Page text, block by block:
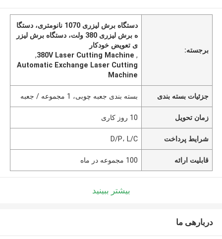
برجسته:
دستگاه برش لیزری 1070 نانومتری، دستگا
ه برش لیزری 380 ولت، دستگاه برش لیزر
ی تعویض خودکار
,
380V Laser Cutting Machine
,
Automatic Exchange Laser Cutting
Machine
جزئیات بسته بندی بسته بندی جعبه چوبی، 1 مجموعه / جعبه
زمان تحویل 10 روز کاری
شرایط پرداخت D/P، L/C
قابلیت ارائه 100 مجموعه در ماه
بیشتر ببینید
دربارهی ما